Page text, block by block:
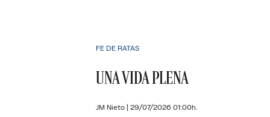
FE DE RATAS
UNA VIDA PLENA
JM Nieto | 29/07/2026 01:00h.